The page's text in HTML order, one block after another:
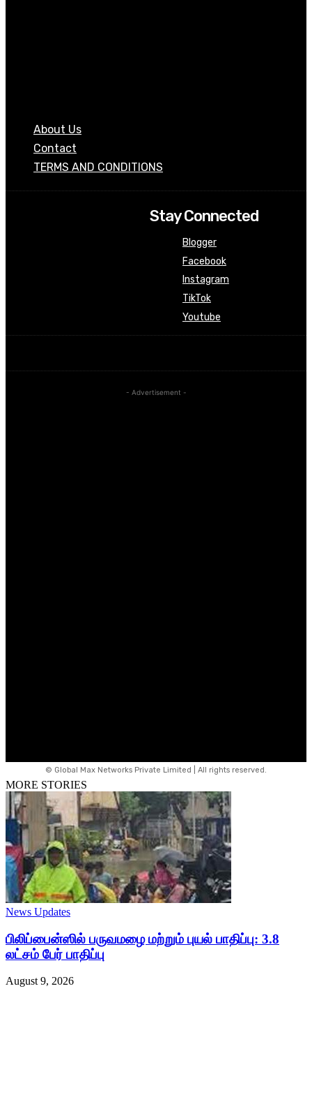
About Us
Contact
TERMS AND CONDITIONS
Stay Connected
Blogger
Facebook
Instagram
TikTok
Youtube
- Advertisement -
© Global Max Networks Private Limited | All rights reserved.
MORE STORIES
News Updates
பிலிப்பைன்ஸில் பருவமழை மற்றும் புயல் பாதிப்பு: 3.8
லட்சம் பேர் பாதிப்பு
August 9, 2026